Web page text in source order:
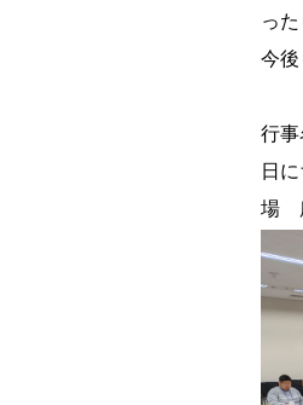
っ
今後
行
日
場